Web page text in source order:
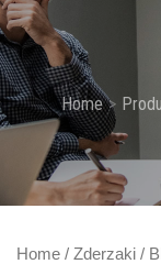
Home
Home / Zderzaki /